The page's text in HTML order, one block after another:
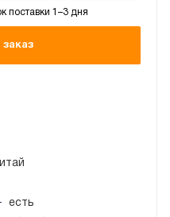
поставки 1–3 дня
есть